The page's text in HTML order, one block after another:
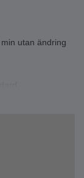
utan ändring